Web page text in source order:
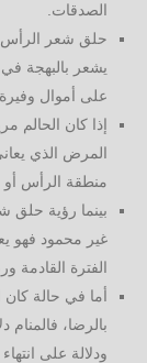
الصدقات.
حلق شعر
يشعر بالبهجة
على أموال
إذا كان الحالم
المرض الذي
منطقة الرأس أو
بينما رؤية حلق
غير محمود فهو
الفترة القادمة
أما في حالة
بالرضا، فالمنام
ودلالة على